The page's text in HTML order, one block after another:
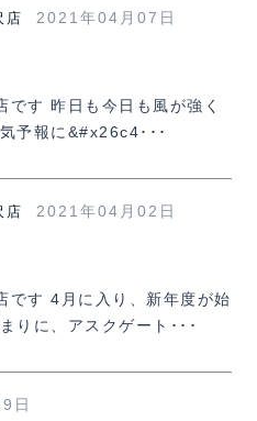
店 2021年04月07日
です 昨日も今日も風が強く
予報に&#x26c4･･･
店 2021年04月02日
です 4月に入り、新年度が始
りに、アスクゲート･･･
日